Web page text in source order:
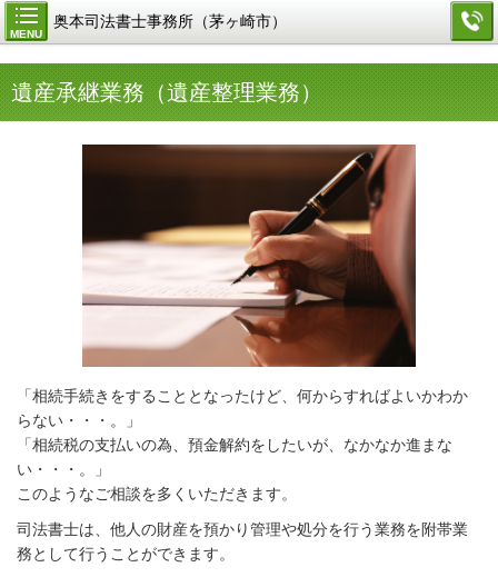
MENU
奥本司法書士事務所（茅ヶ崎市）
遺産承継業務（遺産整理業務）
「相続手続きをすることとなったけど、何からすればよいかわか
らない・・・。」
「相続税の支払いの為、預金解約をしたいが、なかなか進まな
い・・・。」
このようなご相談を多くいただきます。
司法書士は、他人の財産を預かり管理や処分を行う業務を附帯業
務として行うことができます。